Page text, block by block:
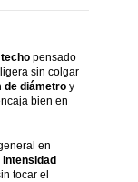
pensado
sin colgar
de diámetroy
bien en
en
tocar el